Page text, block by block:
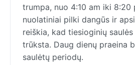
trumpa, nuo 4:10 am iki 8:20
nuolatiniai pilki dangūs ir
reiškia, kad tiesioginių
trūksta. Daug dienų praeina
saulėtų periodų.